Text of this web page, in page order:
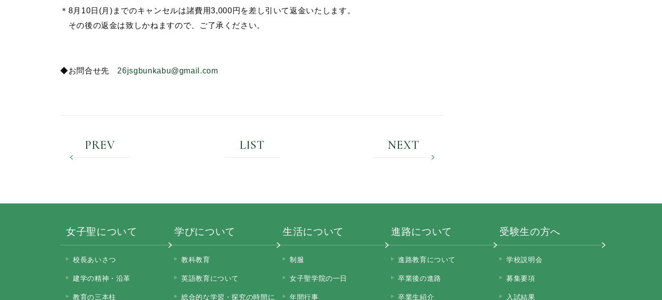
＊8月10日(月)までのキャンセルは諸費用3,000円を差し引いて返金いたします。
その後の返金は致しかねますので、ご了承ください。
◆お問合せ先 26jsgbunkabu@gmail.com
PREV LIST NEXT
女子聖について
校長あいさつ
建学の精神・沿革
教育の三本柱
学びについて
教科教育
英語教育について
総合的な学習・探究の時間に
生活について
制服
女子聖学院の一日
年間行事
進路について
進路教育について
卒業後の進路
卒業生紹介
受験生の方へ
学校説明会
募集要項
入試結果